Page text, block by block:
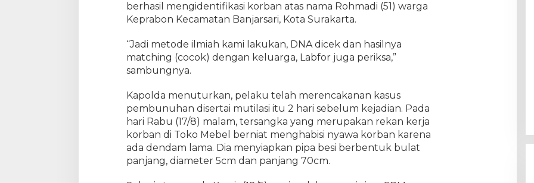
a
k
k
a
n
e
n
y
e
l
i
berhasil mengidentifikasi korban atas nama Rohmadi (51) warga
Keprabon Kecamatan Banjarsari, Kota Surakarta.
“Jadi metode ilmiah kami lakukan, DNA dicek dan hasilnya
matching (cocok) dengan keluarga, Labfor juga periksa,”
sambungnya.
Kapolda menuturkan, pelaku telah merencakanan kasus
pembunuhan disertai mutilasi itu 2 hari sebelum kejadian. Pada
hari Rabu (17/8) malam, tersangka yang merupakan rekan kerja
korban di Toko Mebel berniat menghabisi nyawa korban karena
ada dendam lama. Dia menyiapkan pipa besi berbentuk bulat
panjang, diameter 5cm dan panjang 70cm.